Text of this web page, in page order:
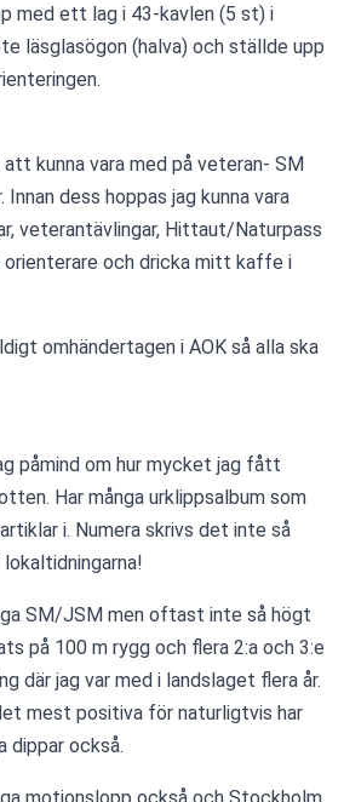
med ett lag i 43-kavlen (5 st) i
läsglasögon (halva) och ställde upp
kunna vara med på veteran- SM
dess hoppas jag kunna vara
veterantävlingar, Hittaut/Naturpass
och dricka mitt kaffe i
omhändertagen i AOK så alla ska
påmind om hur mycket jag fått
Har många urklippsalbum som
i. Numera skrivs det inte så
SM/JSM men oftast inte så högt
på 100 m rygg och flera 2:a och 3:e
där jag var med i landslaget flera år.
mest positiva för naturligtvis har
dippar också.